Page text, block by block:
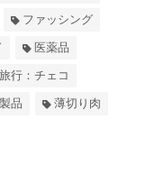
ファッシング
医薬品
旅行：チェコ
品 薄切り肉